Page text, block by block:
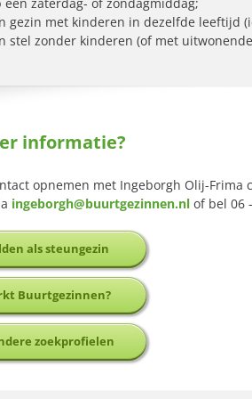
gezin met kinderen in dezelfde leeftijd
stel zonder kinderen (of met
informatie?
opnemen met Ingeborgh Olij-
ingeborgh@buurtgezinnen.nl of bel 06
als steungezin
Buurtgezinnen?
zoekprofielen